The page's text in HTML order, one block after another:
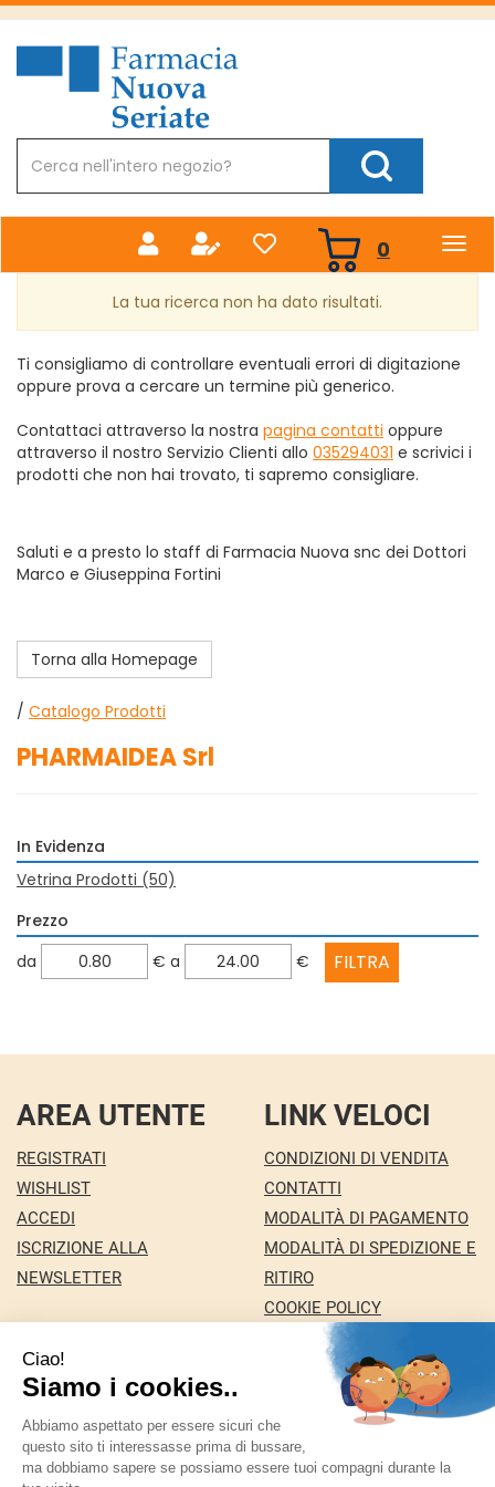
Passa
principale
Farmacia
Nuova
Prodotto
Cerca Prodotto
0 prodotti
inseriti
La tua ricerca non ha dato risultati.
Ti consigliamo di controllare eventuali errori di digitazione
oppure prova a cercare un termine più generico.
Contattaci attraverso la nostra pagina contatti oppure
attraverso il nostro Servizio Clienti allo 035294031 e scrivici i
prodotti che non hai trovato, ti sapremo consigliare.
Saluti e a presto lo staff di Farmacia Nuova snc dei Dottori
Marco e Giuseppina Fortini
Torna alla Homepage
/ Catalogo Prodotti
PHARMAIDEA Srl
In Evidenza
Vetrina Prodotti (50)
Prezzo
filtra
da € filtra
a €
AREA UTENTE
REGISTRATI
WISHLIST
ACCEDI
ISCRIZIONE ALLA
NEWSLETTER
LINK VELOCI
CONDIZIONI DI VENDITA
CONTATTI
MODALITÀ DI PAGAMENTO
MODALITÀ DI SPEDIZIONE E
RITIRO
COOKIE POLICY
INFORMATIVA PRIVACY
Farmacia Nuova snc dei Dottori Marco e
Giuseppina Fortini - Via Italia 72 24068 Seriate (BG)
marforti@tin.it|Tel.: 035294031| P.Iva: 03258590169 |